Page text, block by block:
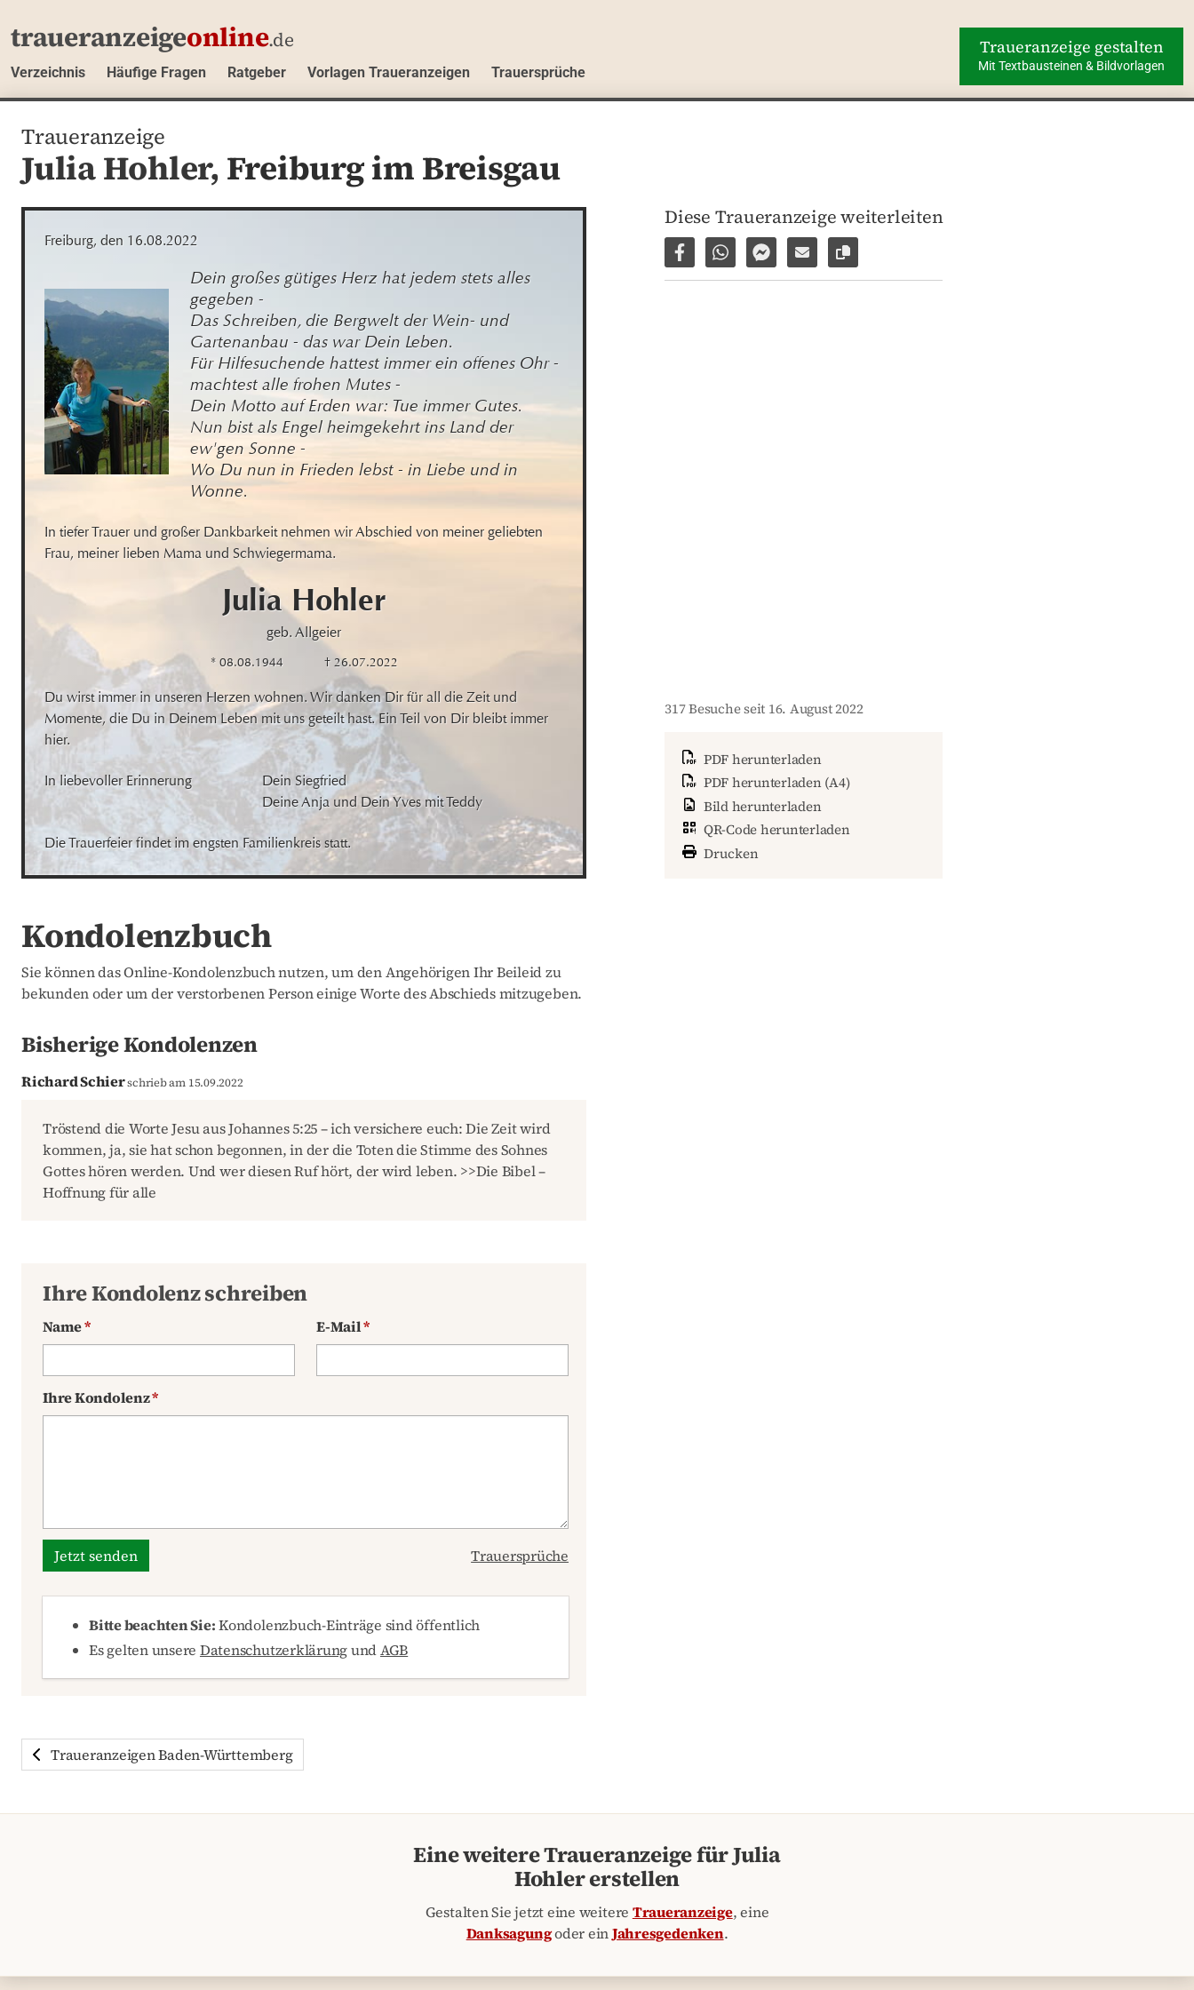
traueranzeigeonline.de
Verzeichnis Häufige Fragen Ratgeber Vorlagen Traueranzeigen Trauersprüche
Traueranzeige gestalten
Mit Textbausteinen & Bildvorlagen
Traueranzeige
Julia Hohler, Freiburg im Breisgau
Freiburg, den 16.08.2022
Dein großes gütiges Herz hat jedem stets alles
gegeben -
Das Schreiben, die Bergwelt der Wein- und
Gartenanbau - das war Dein Leben.
Für Hilfesuchende hattest immer ein offenes Ohr -
machtest alle frohen Mutes -
Dein Motto auf Erden war: Tue immer Gutes.
Nun bist als Engel heimgekehrt ins Land der
ew'gen Sonne -
Wo Du nun in Frieden lebst - in Liebe und in
Wonne.
In tiefer Trauer und großer Dankbarkeit nehmen wir Abschied von meiner geliebten
Frau, meiner lieben Mama und Schwiegermama.
Julia Hohler
geb. Allgeier
* 08.08.1944 † 26.07.2022
Du wirst immer in unseren Herzen wohnen. Wir danken Dir für all die Zeit und
Momente, die Du in Deinem Leben mit uns geteilt hast. Ein Teil von Dir bleibt immer
hier.
In liebevoller Erinnerung
Dein Siegfried
Deine Anja und Dein Yves mit Teddy
Die Trauerfeier findet im engsten Familienkreis statt.
Diese Traueranzeige weiterleiten
Auf Facebook teilen
Per WhatsApp weiterleiten
Per Facebook Messenger weiterleiten
Per E-Mail versenden
Link zur Seite kopieren
317 Besuche seit 16. August 2022
PDF herunterladen
PDF herunterladen (A4)
Bild herunterladen
QR-Code herunterladen
Drucken
Kondolenzbuch
Sie können das Online-Kondolenzbuch nutzen, um den Angehörigen Ihr Beileid zu
bekunden oder um der verstorbenen Person einige Worte des Abschieds mitzugeben.
Bisherige Kondolenzen
Richard Schierschrieb am 15.09.2022
Tröstend die Worte Jesu aus Johannes 5:25 – ich versichere euch: Die Zeit wird
kommen, ja, sie hat schon begonnen, in der die Toten die Stimme des Sohnes
Gottes hören werden. Und wer diesen Ruf hört, der wird leben. >>Die Bibel –
Hoffnung für alle
Ihre Kondolenz schreiben
Name* E-Mail*
Ihre Kondolenz*
Jetzt senden Trauersprüche
Bitte beachten Sie:Kondolenzbuch-Einträge sind öffentlich
Es gelten unsere DatenschutzerklärungundAGB
Traueranzeigen Baden-Württemberg
Eine weitere Traueranzeige für Julia
Hohler erstellen
Gestalten Sie jetzt eine weitere Traueranzeige, eine
Danksagungoder einJahresgedenken.